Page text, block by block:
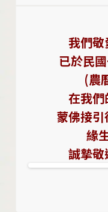
我們
已於民
(農
在我
蒙佛接
緣
誠摯